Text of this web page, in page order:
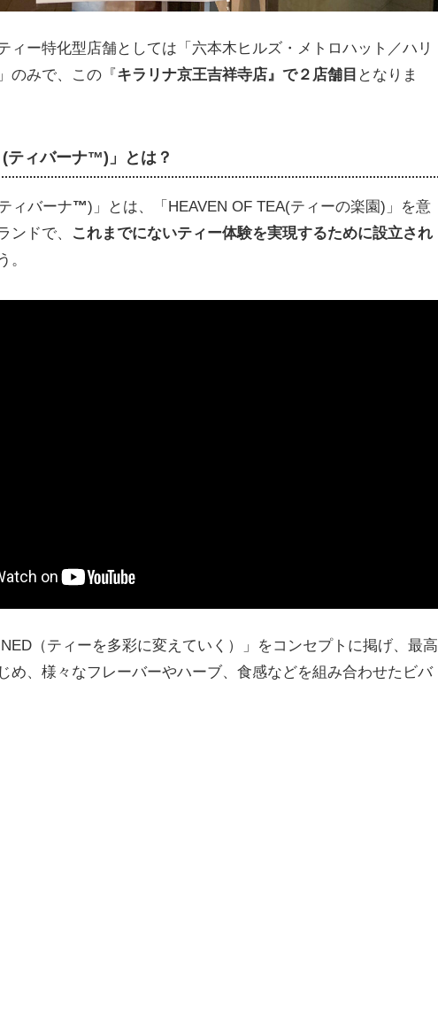
ィー特化型店舗としては「六本木ヒルズ・メトロハット／ハリ
のみで、この『 キラリナ京王吉祥寺店』で２店舗目 となりま
ティバーナ™)」とは？
ィバーナ™)」とは、「HEAVEN OF TEA(ティーの楽園)」を意
ンドで、
これまでにないティー体験を実現するために設立され
。
（ティーを多彩に変えていく）」をコンセプトに掲げ、最高
め、様々なフレーバーやハーブ、食感などを組み合わせたビバ